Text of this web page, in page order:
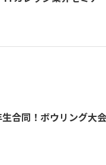
合同！ボウリング大